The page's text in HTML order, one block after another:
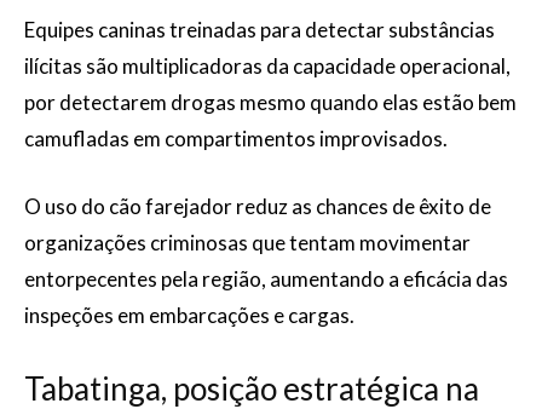
Equipes caninas treinadas para detectar substâncias
ilícitas são multiplicadoras da capacidade operacional,
por detectarem drogas mesmo quando elas estão bem
camufladas em compartimentos improvisados.
O uso do cão farejador reduz as chances de êxito de
organizações criminosas que tentam movimentar
entorpecentes pela região, aumentando a eficácia das
inspeções em embarcações e cargas.
Tabatinga, posição estratégica na